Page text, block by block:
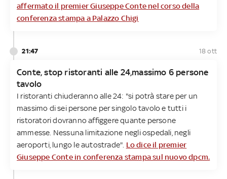
affermato il premier Giuseppe Conte nel corso della
conferenza stampa a Palazzo Chigi
21:47 18 ott
Conte, stop ristoranti alle 24,massimo 6 persone
tavolo
I ristoranti chiuderanno alle 24: "si potrà stare per un
massimo di sei persone per singolo tavolo e tutti i
ristoratori dovranno affiggere quante persone
ammesse. Nessuna limitazione negli ospedali, negli
aeroporti, lungo le autostrade". Lo dice il premier
Giuseppe Conte in conferenza stampa sul nuovo dpcm.